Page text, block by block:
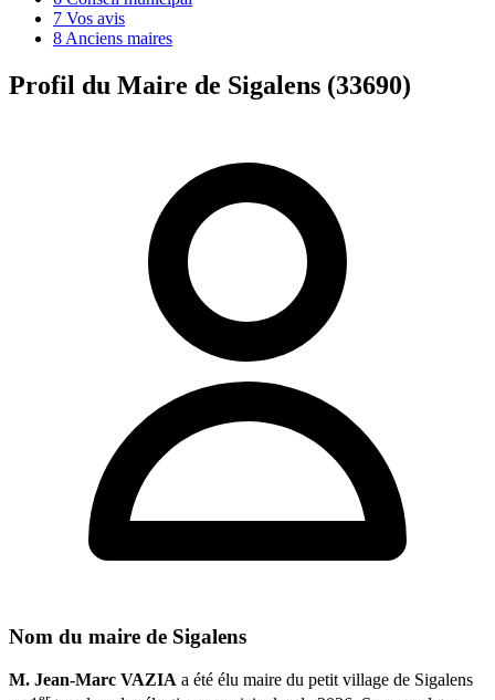
7 Vos avis
8 Anciens maires
Profil du Maire de Sigalens (33690)
Nom du maire de Sigalens
M. Jean-Marc VAZIA a été élu maire du petit village de Sigalens